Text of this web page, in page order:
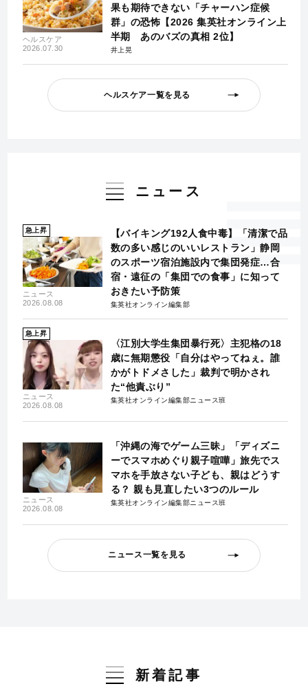
ヘルスケア
2026.07.30
果も期待できない「チャーハン症候
群」の恐怖【2026 集英社オンライン上
半期 あのバズの真相 2位】
井上晃
ヘルスケア一覧を見る
ニュース
急上昇
ニュース
2026.08.08
【バイキング192人食中毒】「清潔で品
数の多い感じのいいレストラン」静岡
のスポーツ宿泊施設内で集団発症…合
宿・遠征の「集団での食事」に知って
おきたい予防策
集英社オンライン編集部
急上昇
ニュース
2026.08.08
〈江別大学生集団暴行死〉主犯格の18
歳に無期懲役「自分はやってねぇ。誰
かがトドメさした」裁判で明かされ
た“他責ぶり”
集英社オンライン編集部ニュース班
ニュース
2026.08.08
「沖縄の海でゲーム三昧」「ディズニ
ーでスマホめぐり親子喧嘩」旅先でス
マホを手放さない子ども、親はどうす
る？ 親も見直したい3つのルール
集英社オンライン編集部ニュース班
ニュース一覧を見る
新着記事